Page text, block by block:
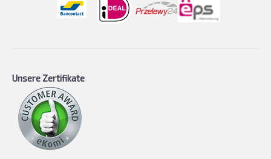
Unsere Zertifikate